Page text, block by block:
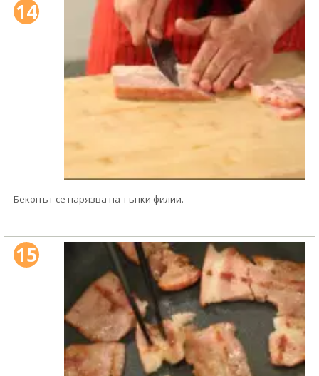
14
Беконът се нарязва на тънки филии.
15